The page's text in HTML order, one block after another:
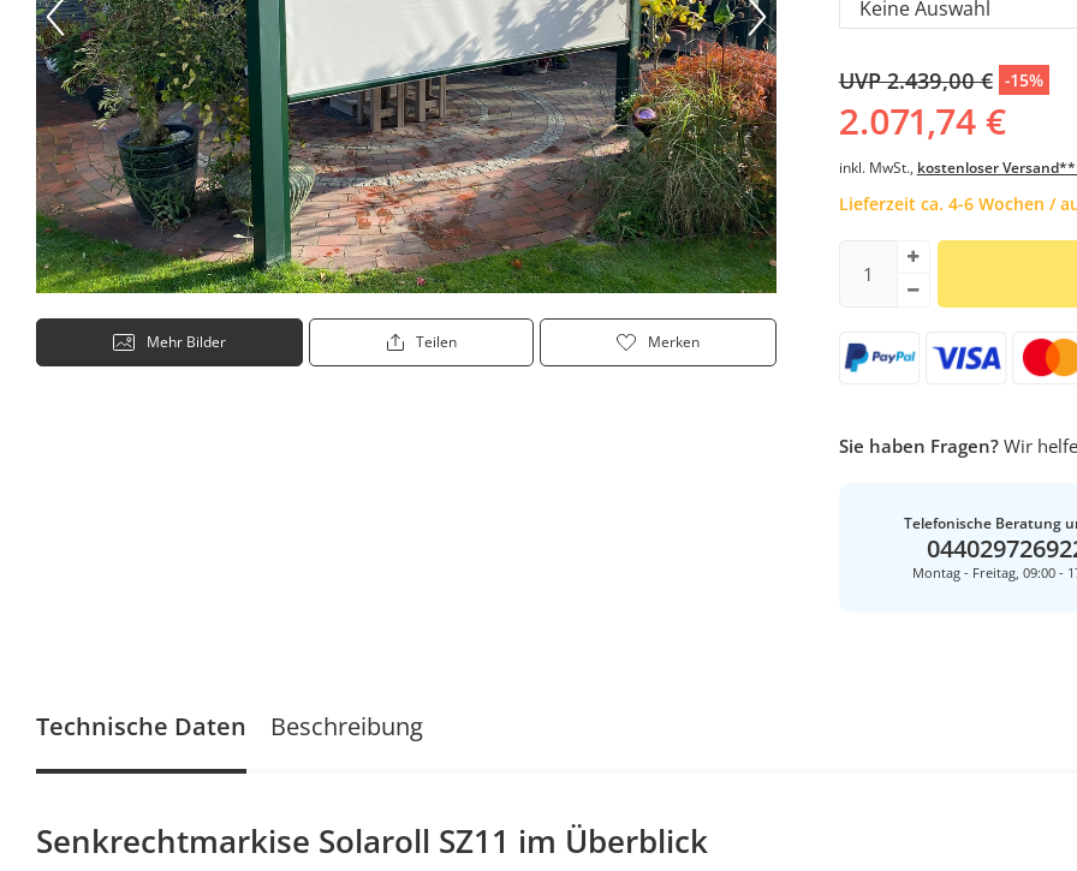
Mehr Bilder Teilen Merken
UVP 2.439,00 € -15%
2.071,74 €
inkl. MwSt., kostenloser
Lieferzeit ca. 4-6 Wochen /
Sie haben Fragen?Wir
Telefonische Beratung
Montag - Freitag, 09:00 -
Technische Daten
Senkrechtmarkise Solaroll SZ11 im Überblick
Beschreibung